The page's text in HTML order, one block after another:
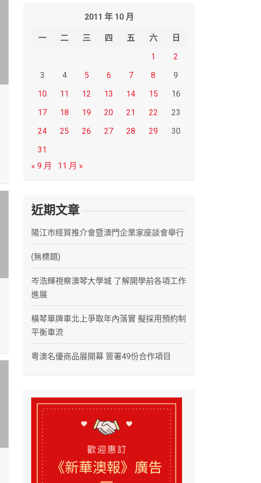
2011 年 10 月
一 二 三 四 五 六
日
1
2
3
4 5 6 7 8
9
10
11 12 13 14 15
16
17
18 19 20 21 22
23
24
25 26 27 28 29
30
31
« 9 月
11 月 »
近期文章
陽江市經貿推介會暨澳門企業家座談會舉行
(無標題)
岑浩輝視察澳琴大學城 了解開學前各項工作
進展
橫琴單牌車北上爭取年內落實 擬採用預約制
平衡車流
粵澳名優商品展開幕 簽署49份合作項目